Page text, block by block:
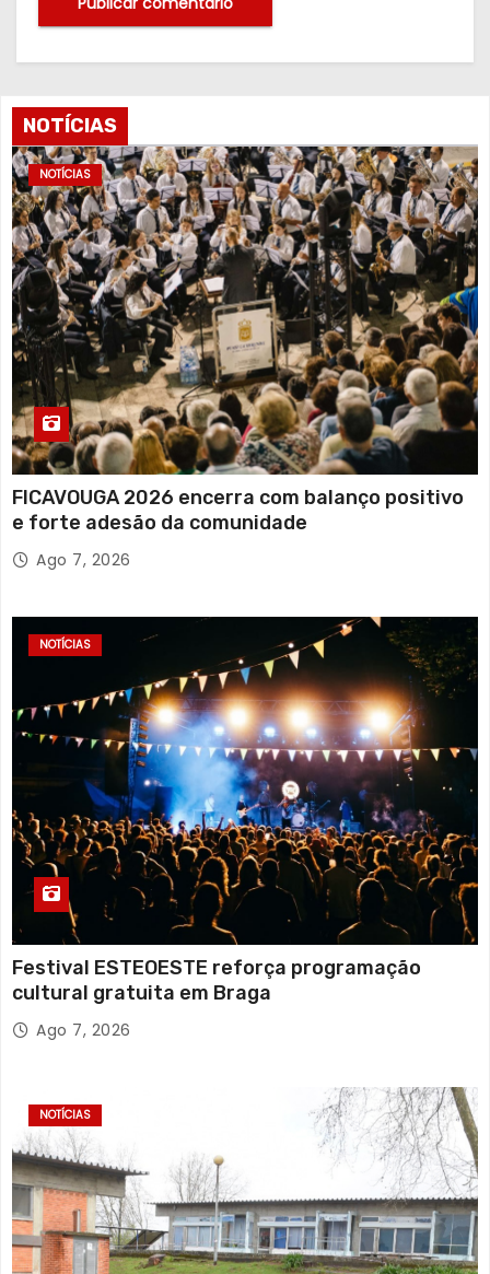
NOTÍCIAS
NOTÍCIAS
FICAVOUGA 2026 encerra com balanço positivo
e forte adesão da comunidade
Ago 7, 2026
NOTÍCIAS
Festival ESTEOESTE reforça programação
cultural gratuita em Braga
Ago 7, 2026
NOTÍCIAS